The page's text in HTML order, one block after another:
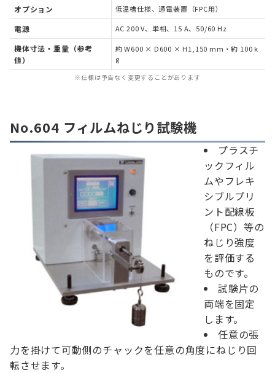
オプション 低温槽仕様、通電装置（FPC用）
電源 AC 200 V、単相、15 A、50/60 Hz
機体寸法・重量（参考
値）
約 W600 × D600 × H1,150 mm・約 100 k
g
※仕様は予告なく変更することがあります
No.604 フィルムねじり試験機
プラスチ
ックフィル
ムやフレキ
シブルプリ
ント配線板
（FPC）等の
ねじり強度
を評価する
ものです。
試験片の
両端を固定
します。
任意の張
力を掛けて可動側のチャックを任意の角度にねじり回
転させます。